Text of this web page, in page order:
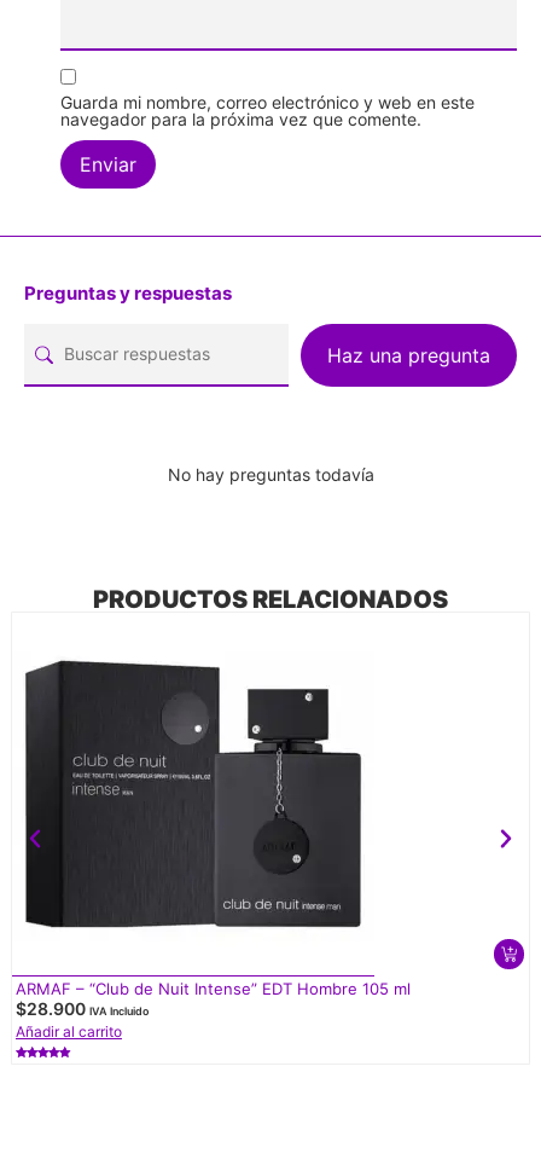
Guarda mi nombre, correo electrónico y web en este
navegador para la próxima vez que comente.
Preguntas y respuestas
Haz una pregunta
No hay preguntas todavía
PRODUCTOS RELACIONADOS
ARMAF – “Club de Nuit Intense” EDT Hombre 105 ml
$28.900 IVA Incluido
Añadir al carrito